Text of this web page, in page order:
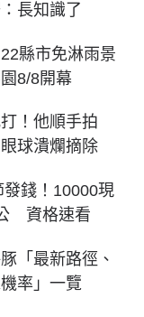
長知識了
縣市免淋雨景
8/8開幕
！他順手拍
球潰爛摘除
錢！10000現
資格速看
「最新路徑、
率」一覽